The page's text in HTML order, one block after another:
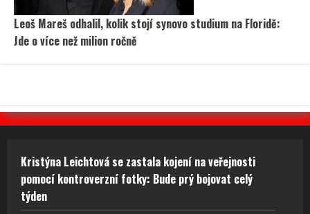
Leoš Mareš odhalil, kolik stojí synovo studium na Floridě:
Jde o více než milion ročně
Kristýna Leichtová se zastala kojení na veřejnosti
pomocí kontroverzní fotky: Bude prý bojovat celý
týden